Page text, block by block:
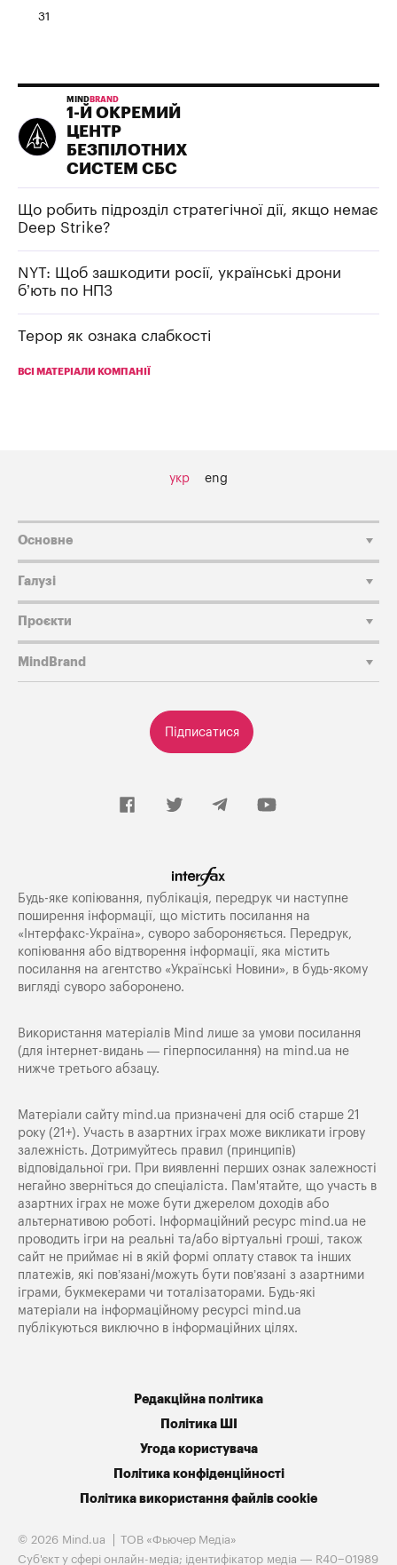
31
MIND BRAND
1-Й ОКРЕМИЙ
ЦЕНТР
БЕЗПІЛОТНИХ
СИСТЕМ СБС
Що робить підрозділ стратегічної дії, якщо немає
Deep Strike?
NYT: Щоб зашкодити росії, українські дрони
б’ють по НПЗ
Терор як ознака слабкості
ВСІ МАТЕРІАЛИ КОМПАНІЇ
укр eng
Підписатися
Основне
Галузі
Проєкти
MindBrand
Будь-яке копiювання, публiкацiя, передрук чи наступне
поширення iнформацiї, що мiстить посилання на
«Iнтерфакс-Україна», суворо забороняється. Передрук,
копіювання або відтворення інформації, яка містить
посилання на агентство «Українські Новини», в будь-якому
вигляді суворо заборонено.
Використання матеріалів Mind лише за умови посилання
(для інтернет-видань — гіперпосилання) на mind.ua не
нижче третього абзацу.
Матеріали сайту mind.ua призначені для осіб старше 21
року (21+). Участь в азартних іграх може викликати ігрову
залежність. Дотримуйтесь правил (принципів)
відповідальної гри. При виявленні перших ознак залежності
негайно зверніться до спеціаліста. Пам'ятайте, що участь в
азартних іграх не може бути джерелом доходів або
альтернативою роботі. Інформаційний ресурс mind.ua не
проводить ігри на реальні та/або віртуальні гроші, також
сайт не приймає ні в якій формі оплату ставок та інших
платежів, які пов’язані/можуть бути пов’язані з азартними
іграми, букмекерами чи тоталізаторами. Будь-які
матеріали на інформаційному ресурсі mind.ua
публікуються виключно в інформаційних цілях.
Редакційна політика
Політика ШІ
Угода користувача
Політика конфіденційності
Політика використання файлів cookie
© 2026 Mind.ua
ТОВ «Фьючер Медiа»
Cуб'єкт у сфері онлайн-медіа; ідентифікатор медіа — R40−01989